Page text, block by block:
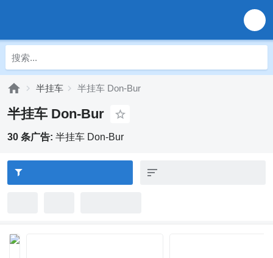
半挂车 半挂车 Don-Bur
半挂车 Don-Bur
30 条广告: 半挂车 Don-Bur